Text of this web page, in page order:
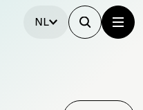
NL